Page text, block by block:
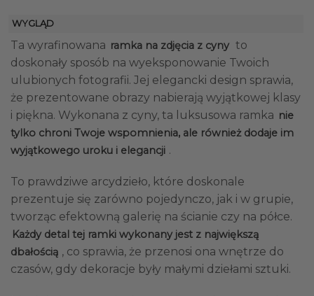
WYGLĄD
Ta wyrafinowana ramka na zdjęcia z cyny to
doskonały sposób na wyeksponowanie Twoich
ulubionych fotografii. Jej elegancki design sprawia,
że prezentowane obrazy nabierają wyjątkowej klasy
i piękna. Wykonana z cyny, ta luksusowa ramka nie
tylko chroni Twoje wspomnienia, ale również dodaje im
wyjątkowego uroku i elegancji .
To prawdziwe arcydzieło, które doskonale
prezentuje się zarówno pojedynczo, jak i w grupie,
tworząc efektowną galerię na ścianie czy na półce.
Każdy detal tej ramki wykonany jest z największą
dbałością , co sprawia, że przenosi ona wnętrze do
czasów, gdy dekoracje były małymi dziełami sztuki.